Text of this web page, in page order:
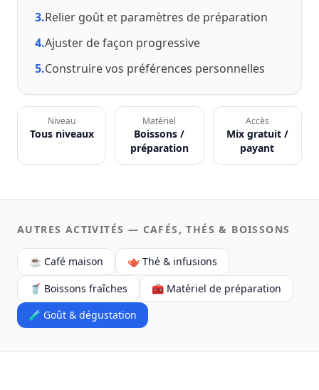
3.Relier goût et paramètres de préparation
4.Ajuster de façon progressive
5.Construire vos préférences personnelles
Niveau
Tous niveaux
Matériel
Boissons /
préparation
Accès
Mix gratuit /
payant
AUTRES ACTIVITÉS — CAFÉS, THÉS & BOISSONS
☕ Café maison
🫖 Thé & infusions
🥤 Boissons fraîches
🧰 Matériel de préparation
🧪 Goût & dégustation